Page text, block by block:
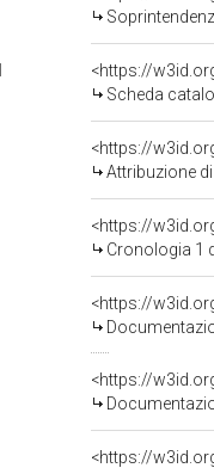
<https://
Scheda
Attribuzione
<https://
Cronologia 1
<https://